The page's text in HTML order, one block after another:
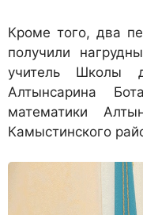
Кроме того, два
получили
учитель Школы
Алтынсарина
математики
Камыстинского